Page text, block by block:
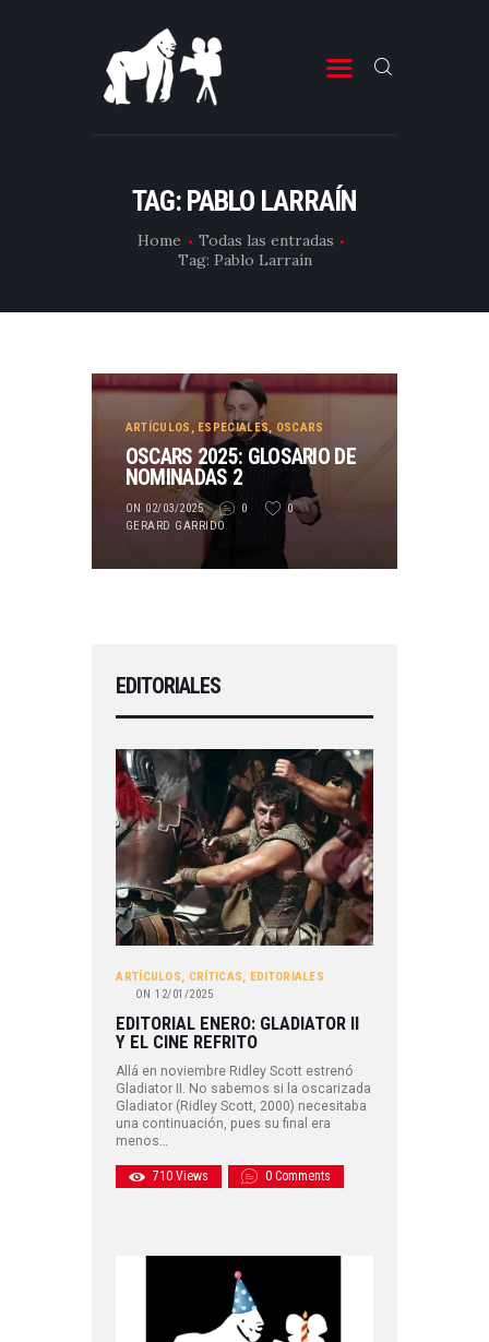
TAG: PABLO LARRAÍN
Home
Todas las entradas
Tag: Pablo Larraín
ESTRENOS DE TELEVISIÓN
CRÍTICAS
ARTÍCULOS
ESPECIALES
EDITORIALES
EQUIPO DE BBK
TÉRMINOS Y CONDICIONES
ARTÍCULOS , ESPECIALES, OSCARS
OSCARS 2025: GLOSARIO DE
NOMINADAS 2
ON 02/03/2025 0
0
GERARD GARRIDO
EDITORIALES
ARTÍCULOS, CRÍTICAS, EDITORIALES
ON 12/01/2025
EDITORIAL ENERO: GLADIATOR II
Y EL CINE REFRITO
Allá en noviembre Ridley Scott estrenó
Gladiator II. No sabemos si la oscarizada
Gladiator (Ridley Scott, 2000) necesitaba
una continuación, pues su final era
menos…
710 Views 0 Comments